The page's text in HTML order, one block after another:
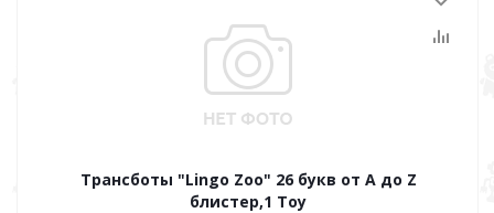
Трансботы "Lingo Zoo" 26 букв от А до Z
блистер,1 Toy